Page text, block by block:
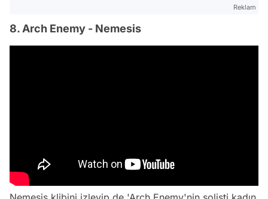
Reklam
8. Arch Enemy - Nemesis